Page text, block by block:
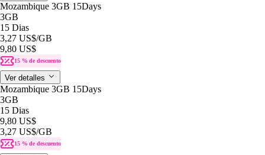
Mozambique 3GB 15Days
3GB
15 Dias
3,27 US$/GB
9,80 US$
15 % de descuento
Ver detalles
Mozambique 3GB 15Days
3GB
15 Dias
9,80 US$
3,27 US$/GB
15 % de descuento